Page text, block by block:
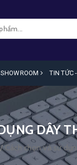
TIN TỨC
DÂY
/Cách chọn và sử